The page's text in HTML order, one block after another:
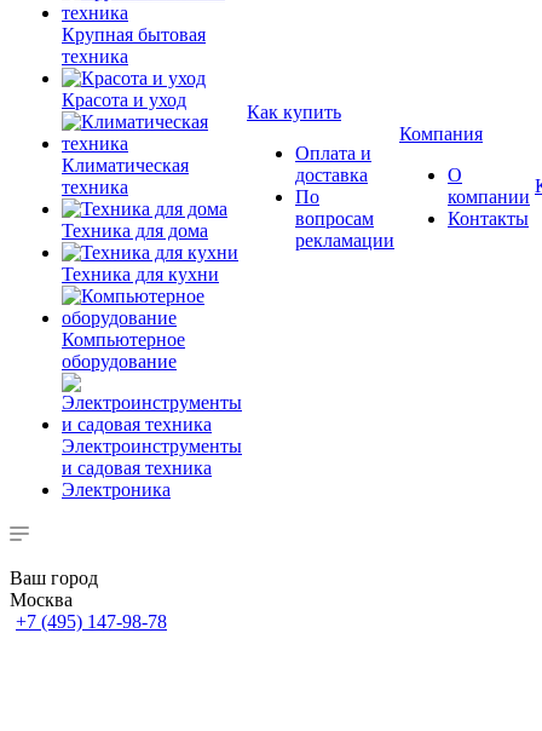
Крупная бытовая
техника
Красота и уход
Климатическая
техника
Техника для дома
Техника для кухни
Компьютерное
оборудование
Электроинструменты
и садовая техника
Электроника
Как купить
Оплата и
доставка
По
вопросам
рекламации
Компания
О
компании
Контакты
Ваш город
Москва
+7 (495) 147-98-78